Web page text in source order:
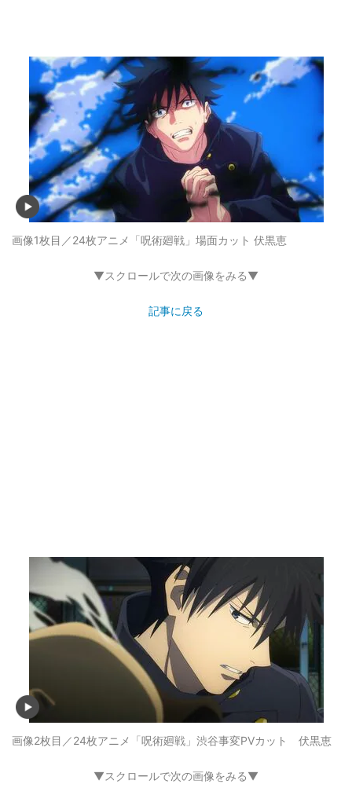
画像1枚目／24枚アニメ「呪術廻戦」場面カット 伏黒恵
▼スクロールで次の画像をみる▼
記事に戻る
画像2枚目／24枚アニメ「呪術廻戦」渋谷事変PVカット 伏黒恵
▼スクロールで次の画像をみる▼